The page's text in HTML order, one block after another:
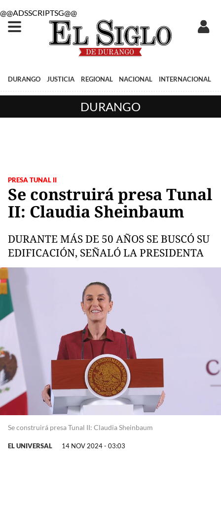
@@ADSSCRIPTSG@@
DURANGO JUSTICIA REGIONAL NACIONAL INTERNACIONAL
DURANGO
PRESA TUNAL II
Se construirá presa Tunal
II: Claudia Sheinbaum
DURANTE MÁS DE 50 AÑOS SE BUSCÓ SU
EDIFICACIÓN, SEÑALÓ LA PRESIDENTA
Se construirá presa Tunal II: Claudia Sheinbaum
EL UNIVERSAL 14 NOV 2024 - 03:03